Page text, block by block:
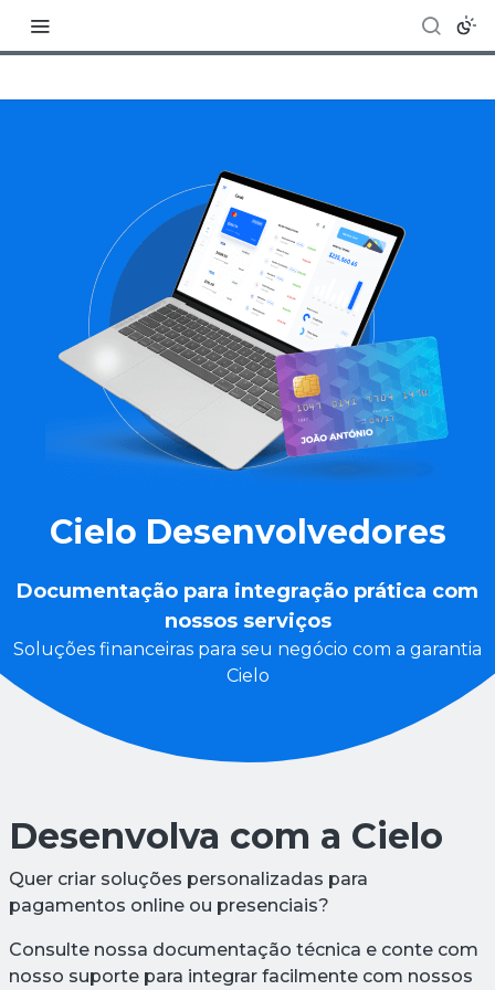
Cielo Desenvolvedores
Documentação para integração prática com
nossos serviços
Soluções financeiras para seu negócio com a garantia
Cielo
Desenvolva com a Cielo
Quer criar soluções personalizadas para
pagamentos online ou presenciais?
Consulte nossa documentação técnica e conte com
nosso suporte para integrar facilmente com nossos